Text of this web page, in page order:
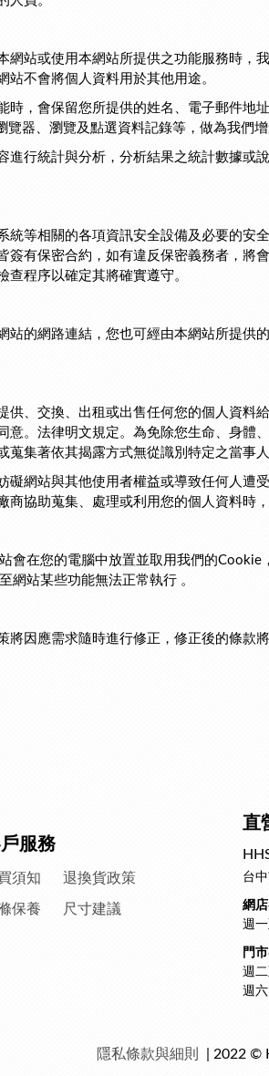
網站或使用本網站所提供之功能服務時
站不會將個人資料用於其他用途。
時，會保留您所提供的姓名、電子郵件
器、瀏覽及點選資料記錄等，做為我們
進行統計與分析，分析結果之統計數據或
統等相關的各項資訊安全設備及必要的
簽有保密合約，如有違反保密義務者，將
查程序以確定其將確實遵守。
站的網路連結，您也可經由本網站所提供
供、交換、出租或出售任何您的個人資
意。法律明文規定。為免除您生命、身
集著依其揭露方式無從識別特定之當事人
礙網站與其他使用者權益或導致任何人
協助蒐集、處理或利用您的個人資料時
會在您的電腦中放置並取用我們的
網站某些功能無法正常執行 。
因應需求隨時進行修正，修正後的條款將
服務
須知 退換貨政策
保養 尺寸建議
直
台
網
週
門
週
週
隱私條款與細則 | 2022 ©